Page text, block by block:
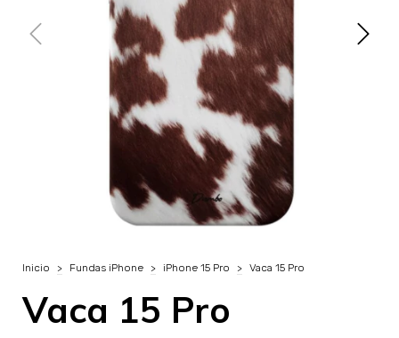
Inicio > Fundas iPhone > iPhone 15 Pro > Vaca 15 Pro
Vaca 15 Pro